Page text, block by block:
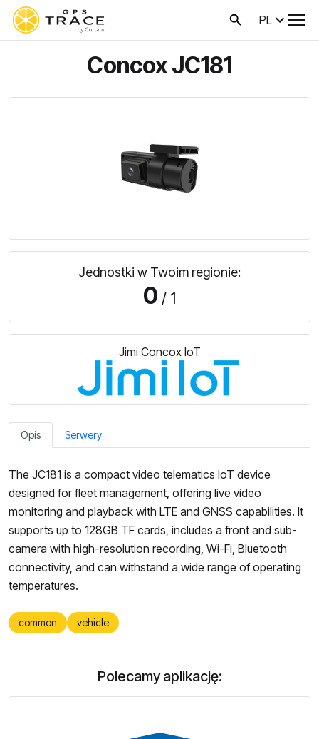
PL
Concox JC181
Jednostki w Twoim regionie:
0 / 1
Jimi Concox IoT
Opis Serwery
The JC181 is a compact video telematics IoT device
designed for fleet management, offering live video
monitoring and playback with LTE and GNSS capabilities. It
supports up to 128GB TF cards, includes a front and sub-
camera with high-resolution recording, Wi-Fi, Bluetooth
connectivity, and can withstand a wide range of operating
temperatures.
common vehicle
Polecamy aplikację: